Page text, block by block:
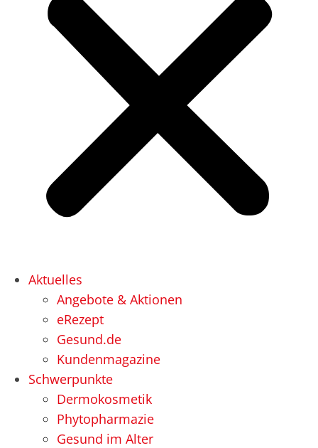
Aktuelles
Angebote & Aktionen
eRezept
Gesund.de
Kundenmagazine
Schwerpunkte
Dermokosmetik
Phytopharmazie
Gesund im Alter